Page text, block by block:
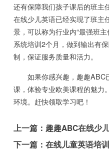
还有保障我们孩子课后的班主
在线少儿英语已经实现了班主
景，可以称为行业内“最强班
系统培训2个月，做到输出有
制，保证服务质量和活力。
如果你感兴趣，趣趣ABC
课，体验专业欧美课程的魅力
环境。赶快领取学习吧！
上一篇：
下一篇：在线儿童英语培